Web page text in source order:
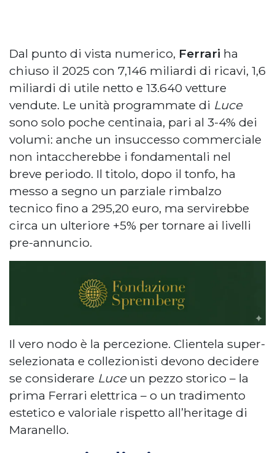
Dal punto di vista numerico, Ferrari ha
chiuso il 2025 con 7,146 miliardi di ricavi, 1,6
miliardi di utile netto e 13.640 vetture
vendute. Le unità programmate di Luce
sono solo poche centinaia, pari al 3-4% dei
volumi: anche un insuccesso commerciale
non intaccherebbe i fondamentali nel
breve periodo. Il titolo, dopo il tonfo, ha
messo a segno un parziale rimbalzo
tecnico fino a 295,20 euro, ma servirebbe
circa un ulteriore +5% per tornare ai livelli
pre-annuncio.
Il vero nodo è la percezione. Clientela super-
selezionata e collezionisti devono decidere
se considerare Luceun pezzo storico – la
prima Ferrari elettrica – o un tradimento
estetico e valoriale rispetto all’heritage di
Maranello.